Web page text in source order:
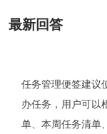
最新回答
任务管理便签建议
办任务，用户可以
单、本周任务清单